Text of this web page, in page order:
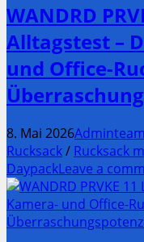
WANDRD
Alltagstest –
und Office-
8. Mai 2026
Rucksack/ Rucksack
DaypackLeave a